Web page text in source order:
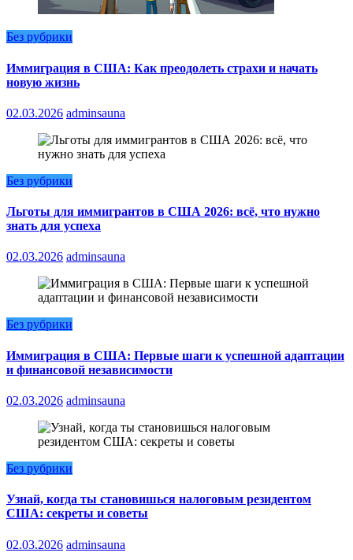
Без рубрики
Иммиграция в США: Как преодолеть страхи и начать
новую жизнь
02.03.2026 adminsauna
Без рубрики
Льготы для иммигрантов в США 2026: всё, что нужно
знать для успеха
02.03.2026 adminsauna
Без рубрики
Иммиграция в США: Первые шаги к успешной адаптации
и финансовой независимости
02.03.2026 adminsauna
Без рубрики
Узнай, когда ты становишься налоговым резидентом
США: секреты и советы
02.03.2026 adminsauna